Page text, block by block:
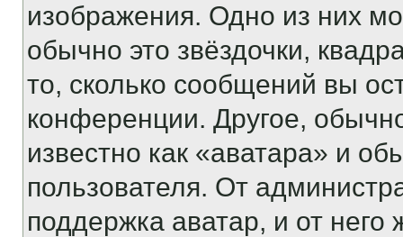
изображения. Одно из них
обычно это звёздочки,
то, сколько сообщений вы
конференции. Другое,
известно как «аватара» и
пользователя. От
поддержка аватар, и от него